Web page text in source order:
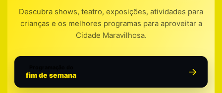
Descubra shows, teatro, exposições, atividades para
crianças e os melhores programas para aproveitar a
Cidade Maravilhosa.
fim de semana